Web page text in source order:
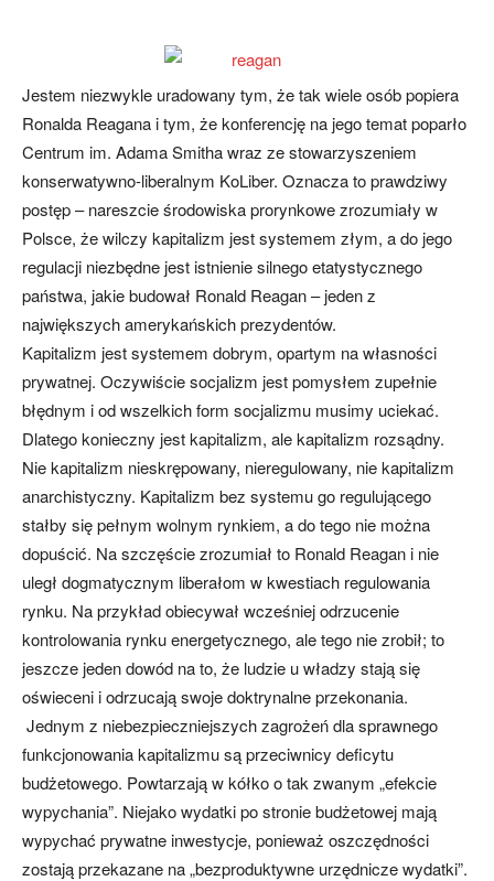
Jestem niezwykle uradowany tym, że tak wiele osób popiera
Ronalda Reagana i tym, że konferencję na jego temat poparło
Centrum im. Adama Smitha wraz ze stowarzyszeniem
konserwatywno-liberalnym KoLiber. Oznacza to prawdziwy
postęp – nareszcie środowiska prorynkowe zrozumiały w
Polsce, że wilczy kapitalizm jest systemem złym, a do jego
regulacji niezbędne jest istnienie silnego etatystycznego
państwa, jakie budował Ronald Reagan – jeden z
największych amerykańskich prezydentów.
Kapitalizm jest systemem dobrym, opartym na własności
prywatnej. Oczywiście socjalizm jest pomysłem zupełnie
błędnym i od wszelkich form socjalizmu musimy uciekać.
Dlatego konieczny jest kapitalizm, ale kapitalizm rozsądny.
Nie kapitalizm nieskrępowany, nieregulowany, nie kapitalizm
anarchistyczny. Kapitalizm bez systemu go regulującego
stałby się pełnym wolnym rynkiem, a do tego nie można
dopuścić. Na szczęście zrozumiał to Ronald Reagan i nie
uległ dogmatycznym liberałom w kwestiach regulowania
rynku. Na przykład obiecywał wcześniej odrzucenie
kontrolowania rynku energetycznego, ale tego nie zrobił; to
jeszcze jeden dowód na to, że ludzie u władzy stają się
oświeceni i odrzucają swoje doktrynalne przekonania.
Jednym z niebezpieczniejszych zagrożeń dla sprawnego
funkcjonowania kapitalizmu są przeciwnicy deficytu
budżetowego. Powtarzają w kółko o tak zwanym „efekcie
wypychania”. Niejako wydatki po stronie budżetowej mają
wypychać prywatne inwestycje, ponieważ oszczędności
zostają przekazane na „bezproduktywne urzędnicze wydatki”.